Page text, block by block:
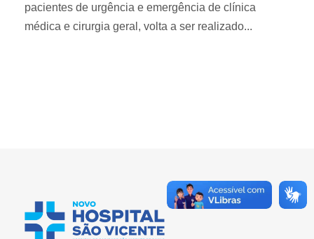
pacientes de urgência e emergência de clínica
médica e cirurgia geral, volta a ser realizado...